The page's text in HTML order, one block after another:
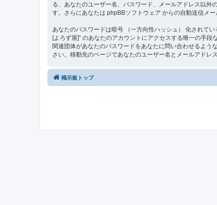
る、あなたのユーザー名、パスワード、メールアドレス以外
す。さらにあなたは phpBBソフトウェア からの自動送信メ
あなたのパスワードは暗号 （一方向性ハッシュ） 化されて
[よろず屋]” のあなたのアカウントにアクセスする唯一の手
関連団体があなたのパスワードをあなたに問い合わせるよう
さい。移動先のページであなたのユーザー名とメールアドレ
掲示板トップ